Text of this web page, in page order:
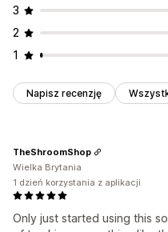
3
2
1
Napisz recenzję
Only just started using this
TheShroomShop
Wielka Brytania
1 dzień korzystania z aplikacji